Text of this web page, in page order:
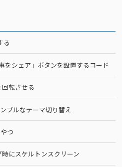
る
シェア」ボタンを設置するコード
転させる
プルなテーマ切り替え
つ
にスケルトンスクリーン